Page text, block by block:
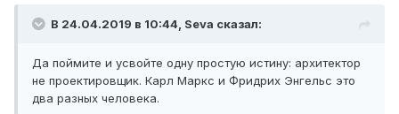
В 24.04.2019 в 10:44, Seva сказал:
Да поймите и усвойте одну простую истину: архитектор
не проектировщик. Карл Маркс и Фридрих Энгельс это
два разных человека.